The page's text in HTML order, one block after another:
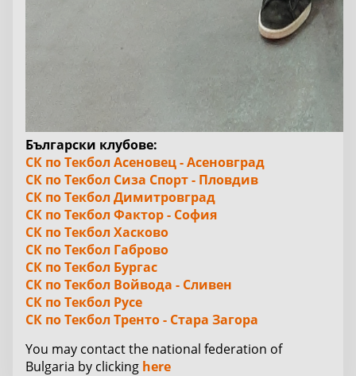
Български клубове:
СК по Текбол Асеновец - Асеновград
СК по Текбол Сиза Спорт - Пловдив
СК по Текбол Димитровград
СК по Текбол Фактор - София
СК по Текбол Хасково
СК по Текбол Габрово
СК по Текбол Бургас
СК по Текбол Войвода - Сливен
СК по Текбол Русе
СК по Текбол Тренто - Стара Загора
You may contact the national federation of
Bulgaria by clicking here